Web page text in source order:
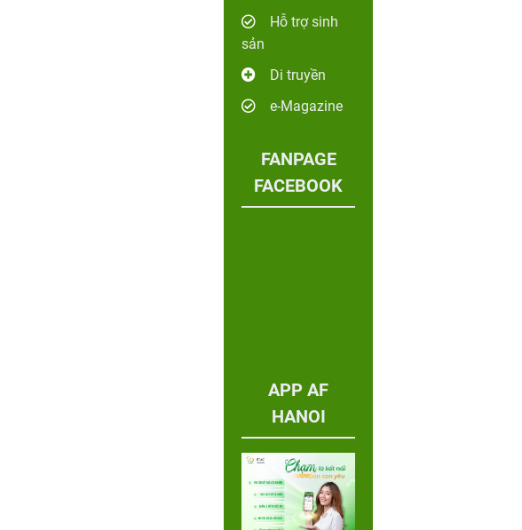
Hỗ trợ sinh
sản
Di truyền
e-Magazine
FANPAGE
FACEBOOK
APP AF
HANOI